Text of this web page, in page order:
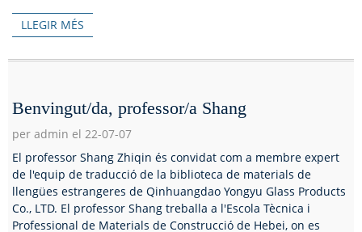
LLEGIR MÉS
Benvingut/da, professor/a Shang
per admin el 22-07-07
El professor Shang Zhiqin és convidat com a membre expert
de l'equip de traducció de la biblioteca de materials de
llengües estrangeres de Qinhuangdao Yongyu Glass Products
Co., LTD. El professor Shang treballa a l'Escola Tècnica i
Professional de Materials de Construcció de Hebei, on es